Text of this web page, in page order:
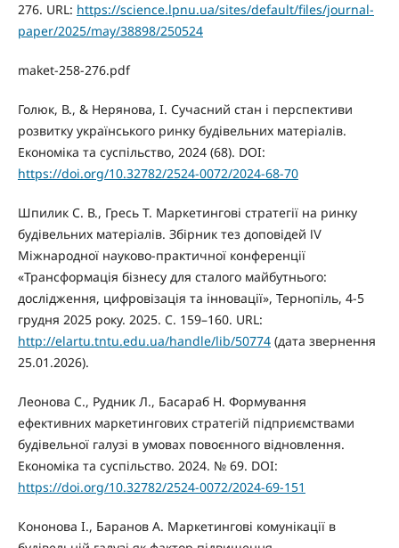
276. URL: https://science.lpnu.ua/sites/default/files/journal-
paper/2025/may/38898/250524
maket-258-276.pdf
Голюк, В., & Нерянова, І. Сучасний стан і перспективи
розвитку українського ринку будівельних матеріалів.
Економіка та суспільство, 2024 (68). DOI:
https://doi.org/10.32782/2524-0072/2024-68-70
Шпилик С. В., Гресь Т. Маркетингові стратегії на ринку
будівельних матеріалів. Збірник тез доповідей Ⅳ
Міжнародної науково-практичної конференції
«Трансформація бізнесу для сталого майбутнього:
дослідження, цифровізація та інновації», Тернопіль, 4-5
грудня 2025 року. 2025. С. 159–160. URL:
http://elartu.tntu.edu.ua/handle/lib/50774(дата звернення
25.01.2026).
Леонова С., Рудник Л., Басараб Н. Формування
ефективних маркетингових стратегій підприємствами
будівельної галузі в умовах повоєнного відновлення.
Економіка та суспільство. 2024. № 69. DOI:
https://doi.org/10.32782/2524-0072/2024-69-151
Кононова І., Баранов А. Маркетингові комунікації в